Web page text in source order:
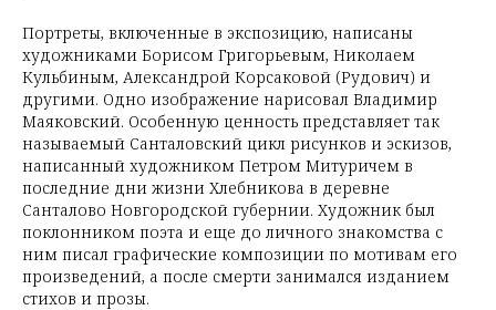
Портреты, включенные в экспозицию, написаны
художниками Борисом Григорьевым, Николаем
Кульбиным, Александрой Корсаковой (Рудович) и
другими. Одно изображение нарисовал Владимир
Маяковский. Особенную ценность представляет так
называемый Санталовский цикл рисунков и эскизов,
написанный художником Петром Митуричем в
последние дни жизни Хлебникова в деревне
Санталово Новгородской губернии. Художник был
поклонником поэта и еще до личного знакомства с
ним писал графические композиции по мотивам его
произведений, а после смерти занимался изданием
стихов и прозы.